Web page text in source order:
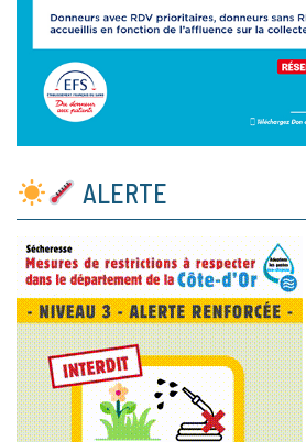
ALERTE